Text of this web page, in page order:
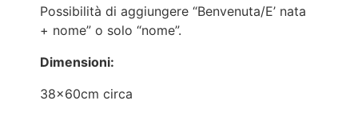
Possibilità di aggiungere “Benvenuta/E’ nata
+ nome” o solo “nome”.
Dimensioni:
38x60cm circa